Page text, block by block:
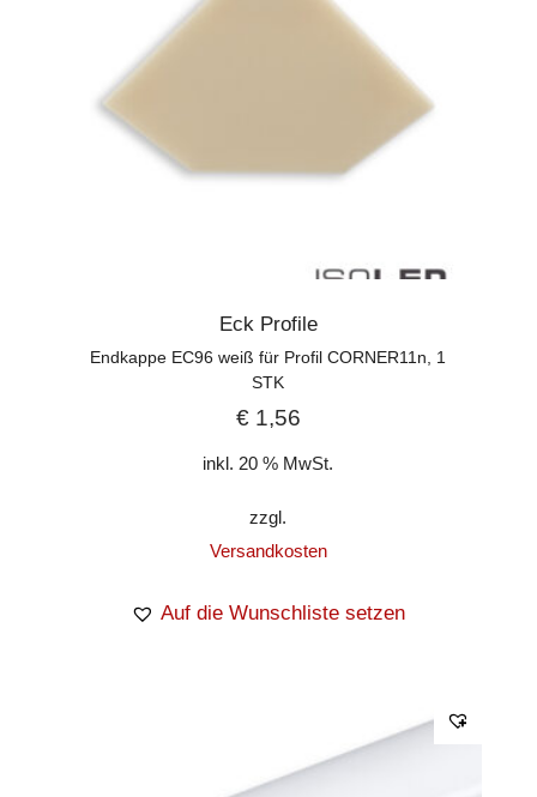
Eck Profile
Endkappe EC96 weiß für Profil CORNER11n, 1
STK
€1,56
inkl. 20 % MwSt.
zzgl.
Versandkosten
Auf die Wunschliste setzen